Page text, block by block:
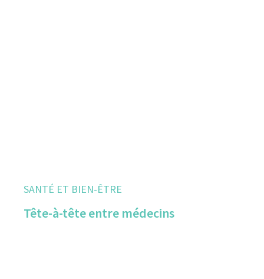
SANTÉ ET BIEN-ÊTRE
Tête-à-tête entre médecins